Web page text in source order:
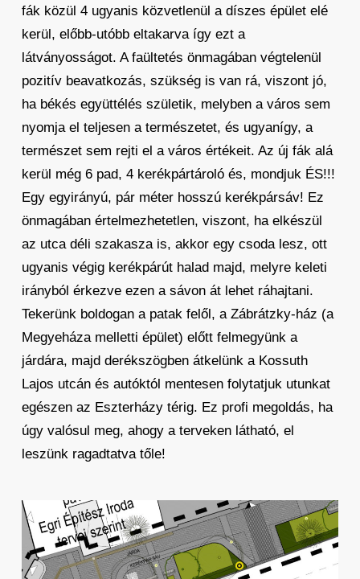
fák közül 4 ugyanis közvetlenül a díszes épület elé
kerül, előbb-utóbb eltakarva így ezt a
látványosságot. A faültetés önmagában végtelenül
pozitív beavatkozás, szükség is van rá, viszont jó,
ha békés együttélés születik, melyben a város sem
nyomja el teljesen a természetet, és ugyanígy, a
természet sem rejti el a város értékeit. Az új fák alá
kerül még 6 pad, 4 kerékpártároló és, mondjuk ÉS!!!
Egy egyirányú, pár méter hosszú kerékpársáv! Ez
önmagában értelmezhetetlen, viszont, ha elkészül
az utca déli szakasza is, akkor egy csoda lesz, ott
ugyanis végig kerékpárút halad majd, melyre keleti
irányból érkezve ezen a sávon át lehet ráhajtani.
Tekerünk boldogan a patak felől, a Zábrátzky-ház (a
Megyeháza melletti épület) előtt felmegyünk a
járdára, majd derékszögben átkelünk a Kossuth
Lajos utcán és autóktól mentesen folytatjuk utunkat
egészen az Eszterházy térig. Ez profi megoldás, ha
úgy valósul meg, ahogy a terveken látható, el
leszünk ragadtatva tőle!